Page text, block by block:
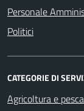
Personale
Politici
CATEGORIE DI
Agricoltura e pesca